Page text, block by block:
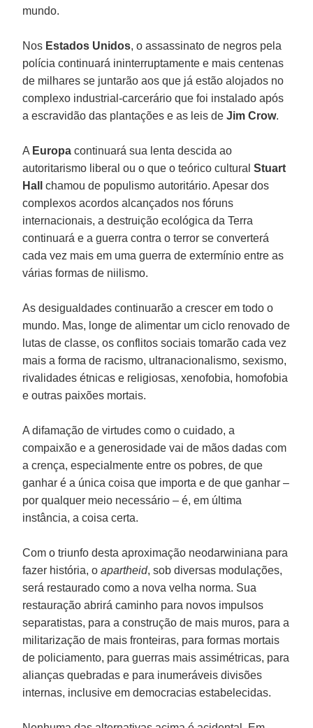
mundo.
Nos Estados Unidos, o assassinato de negros pela
polícia continuará ininterruptamente e mais centenas
de milhares se juntarão aos que já estão alojados no
complexo industrial-carcerário que foi instalado após
a escravidão das plantações e as leis deJim Crow.
A Europa continuará sua lenta descida ao
autoritarismo liberal ou o que o teórico culturalStuart
Hall
chamou de populismo autoritário. Apesar dos
complexos acordos alcançados nos fóruns
internacionais, a destruição ecológica da Terra
continuará e a guerra contra o terror se converterá
cada vez mais em uma guerra de extermínio entre as
várias formas de niilismo.
As desigualdades continuarão a crescer em todo o
mundo. Mas, longe de alimentar um ciclo renovado de
lutas de classe, os conflitos sociais tomarão cada vez
mais a forma de racismo, ultranacionalismo, sexismo,
rivalidades étnicas e religiosas, xenofobia, homofobia
e outras paixões mortais.
A difamação de virtudes como o cuidado, a
compaixão e a generosidade vai de mãos dadas com
a crença, especialmente entre os pobres, de que
ganhar é a única coisa que importa e de que ganhar –
por qualquer meio necessário – é, em última
instância, a coisa certa.
Com o triunfo desta aproximação neodarwiniana para
fazer história, oapartheid, sob diversas modulações,
será restaurado como a nova velha norma. Sua
restauração abrirá caminho para novos impulsos
separatistas, para a construção de mais muros, para a
militarização de mais fronteiras, para formas mortais
de policiamento, para guerras mais assimétricas, para
alianças quebradas e para inumeráveis divisões
internas, inclusive em democracias estabelecidas.